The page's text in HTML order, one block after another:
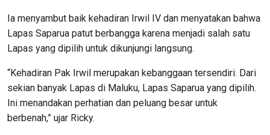
Ia menyambut baik kehadiran Irwil IV dan menyatakan bahwa
Lapas Saparua patut berbangga karena menjadi salah satu
Lapas yang dipilih untuk dikunjungi langsung.
“Kehadiran Pak Irwil merupakan kebanggaan tersendiri. Dari
sekian banyak Lapas di Maluku, Lapas Saparua yang dipilih.
Ini menandakan perhatian dan peluang besar untuk
berbenah,” ujar Ricky.